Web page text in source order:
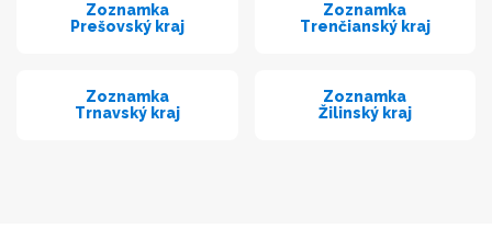
Zoznamka
Prešovský kraj
Zoznamka
Trenčianský kraj
Zoznamka
Trnavský kraj
Zoznamka
Žilinský kraj